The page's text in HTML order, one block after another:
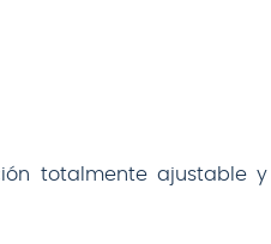
totalmente ajustable